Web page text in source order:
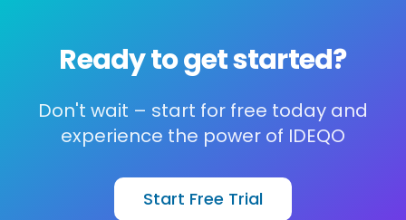
Ready to get started?
Don't wait – start for free today and
experience the power of IDEQO
Start Free Trial